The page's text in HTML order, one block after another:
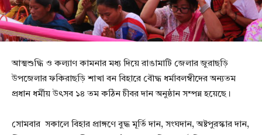
আত্মশুদ্ধি ও কল্যাণ কামনার মধ্য দিয়ে রাঙামাটি জেলার জুরাছড়ি
উপজেলার ফকিরাছড়ি শাখা বন বিহারে বৌদ্ধ ধর্মাবলম্বীদের অন্যতম
প্রধান ধর্মীয় উৎসব ১৪ তম কঠিন চীবর দান অনুষ্ঠান সম্পন্ন হয়েছে।
সোমবার সকালে বিহার প্রাঙ্গণে বুদ্ধ মূর্তি দান, সংঘদান, অষ্টপুরস্কার দান,